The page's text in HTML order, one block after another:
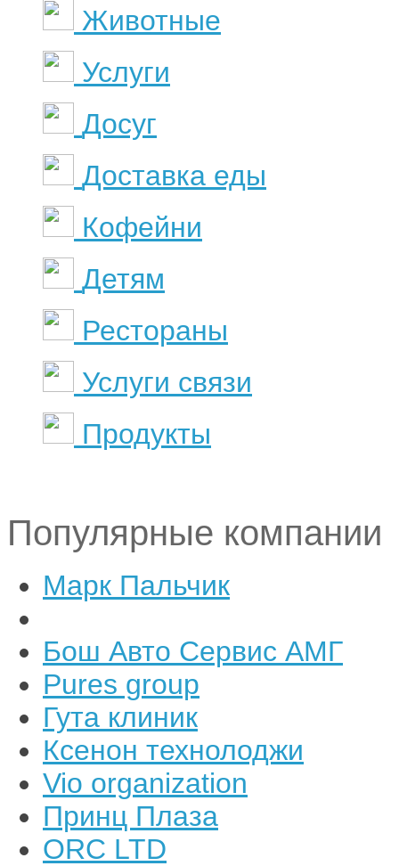
Животные
Услуги
Досуг
Доставка еды
Кофейни
Детям
Рестораны
Услуги связи
Продукты
Популярные компании
Марк Пальчик
Бош Авто Сервис АМГ
Pures group
Гута клиник
Ксенон технолоджи
Vio organization
Принц Плаза
ORC LTD